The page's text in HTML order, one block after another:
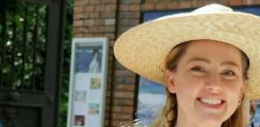
wahrheit
verlag
verlag